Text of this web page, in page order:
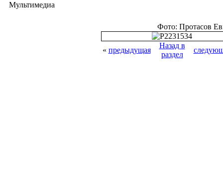
Мультимедиа
Фото: Протасов
« предыдущая
Назад в
раздел